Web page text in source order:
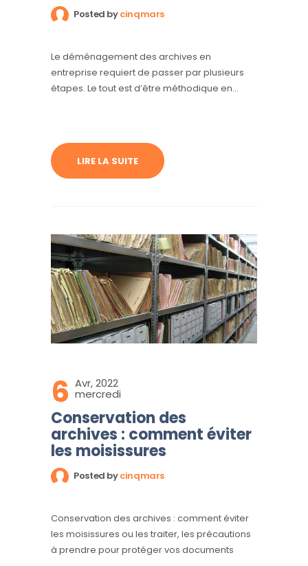
Posted bycinqmars
Le déménagement des archives en
entreprise requiert de passer par plusieurs
étapes. Le tout est d’être méthodique en
LIRE LA SUITE
6 Avr, 2022
mercredi
Conservation des
archives : comment éviter
les moisissures
Posted bycinqmars
Conservation des archives : comment éviter
les moisissures ou les traiter, les précautions
à prendre pour protéger vos documents